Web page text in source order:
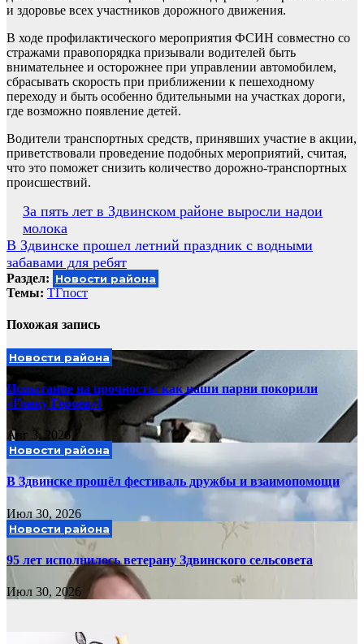
и здоровье всех участников дорожного движения.
В ходе профилактического мероприятия ФСИН совместно со
стражами правопорядка призывали водителей быть
внимательнее и осторожнее при управлении автомобилем,
сбрасывать скорость при приближении к пешеходному
переходу и быть особенно бдительными на участках дороги,
где возможно появление детей.
Водители транспортных средств, принявших участие в акции,
приветствовали проведение подобных мероприятий, считая,
что это поможет снизить количество дорожно-транспортных
происшествий.
Навигация
по
записям
За пять лет в Здвинском районе выросли надои
молока
В Здвинске прошел летний праздник с водными
забавами для ребят
Раздел: Новости района
Темы: ТГпост
Похожая запись
Новости района
Испытание на прочность: как наши парни покорили
«Гонку Героев»!
Авг 3, 2026
Новости района
В Здвинске прошёл фестиваль дружбы и взаимопомощи
Июл 30, 2026
Новости района
95 лет исполнилось ветерану Здвинского сельсовета
Июл 30, 2026